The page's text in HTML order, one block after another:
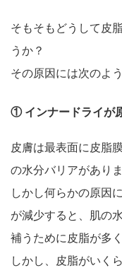
そもそもどうして皮
うか？
その原因には次のよ
① インナードライが
皮膚は最表面に皮脂
の水分バリアがありま
しかし何らかの原因
が減少すると、肌の
補うために皮脂が多
しかし、皮脂がいく